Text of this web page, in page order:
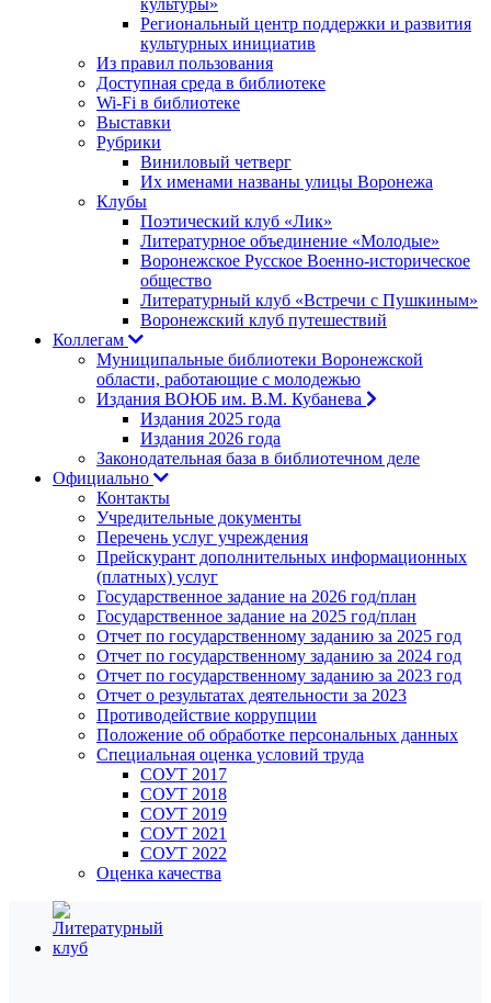
культуры»
Региональный центр поддержки и развития
культурных инициатив
Из правил пользования
Доступная среда в библиотеке
Wi-Fi в библиотеке
Выставки
Рубрики
Виниловый четверг
Их именами названы улицы Воронежа
Клубы
Поэтический клуб «Лик»
Литературное объединение «Молодые»
Воронежское Русское Военно-историческое
общество
Литературный клуб «Встречи с Пушкиным»
Воронежский клуб путешествий
Коллегам
Муниципальные библиотеки Воронежской
области, работающие с молодежью
Издания ВОЮБ им. В.М. Кубанева
Издания 2025 года
Издания 2026 года
Законодательная база в библиотечном деле
Официально
Контакты
Учредительные документы
Перечень услуг учреждения
Прейскурант дополнительных информационных
(платных) услуг
Государственное задание на 2026 год/план
Государственное задание на 2025 год/план
Отчет по государственному заданию за 2025 год
Отчет по государственному заданию за 2024 год
Отчет по государственному заданию за 2023 год
Отчет о результатах деятельности за 2023
Противодействие коррупции
Положение об обработке персональных данных
Специальная оценка условий труда
СОУТ 2017
СОУТ 2018
СОУТ 2019
СОУТ 2021
СОУТ 2022
Оценка качества